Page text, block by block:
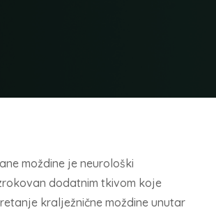
moždine je neurološki
dodatnim tkivom koje
kralježnične moždine unutar